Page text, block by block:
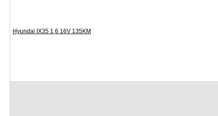
Hyundai IX35 1,6 16V 135KM